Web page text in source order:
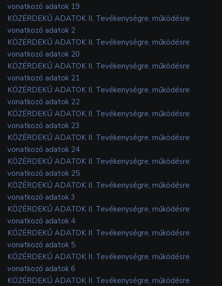
vonatkozó adatok 19
KÖZÉRDEKŰ ADATOK II. Tevékenységre, működésre
vonatkozó adatok 2
KÖZÉRDEKŰ ADATOK II. Tevékenységre, működésre
vonatkozó adatok 20
KÖZÉRDEKŰ ADATOK II. Tevékenységre, működésre
vonatkozó adatok 21
KÖZÉRDEKŰ ADATOK II. Tevékenységre, működésre
vonatkozó adatok 22
KÖZÉRDEKŰ ADATOK II. Tevékenységre, működésre
vonatkozó adatok 23
KÖZÉRDEKŰ ADATOK II. Tevékenységre, működésre
vonatkozó adatok 24
KÖZÉRDEKŰ ADATOK II. Tevékenységre, működésre
vonatkozó adatok 25
KÖZÉRDEKŰ ADATOK II. Tevékenységre, működésre
vonatkozó adatok 3
KÖZÉRDEKŰ ADATOK II. Tevékenységre, működésre
vonatkozó adatok 4
KÖZÉRDEKŰ ADATOK II. Tevékenységre, működésre
vonatkozó adatok 5
KÖZÉRDEKŰ ADATOK II. Tevékenységre, működésre
vonatkozó adatok 6
KÖZÉRDEKŰ ADATOK II. Tevékenységre, működésre